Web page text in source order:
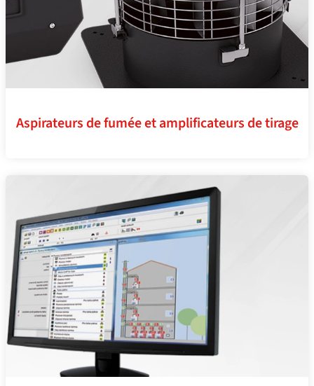
Aspirateurs de fumée et amplificateurs de tirage